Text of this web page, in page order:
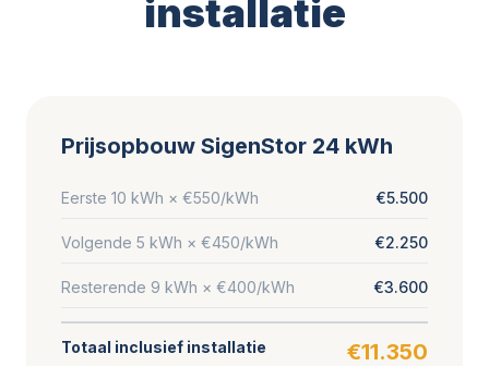
installatie
Prijsopbouw SigenStor 24 kWh
Eerste 10 kWh × €550/kWh €5.500
Volgende 5 kWh × €450/kWh €2.250
Resterende 9 kWh × €400/kWh €3.600
Totaal inclusief installatie €11.350